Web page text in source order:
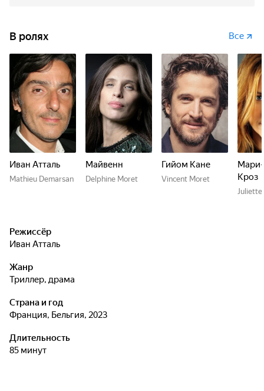
В ролях Все
Иван Атталь
Mathieu Demarsan
Майвенн
Delphine Moret
Гийом Кане
Vincent Moret
Кроз
Juliette
Режиссёр
Иван Атталь
Жанр
триллер, драма
Страна и год
Франция, Бельгия, 2023
Длительность
85 минут